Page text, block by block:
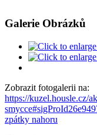
Galerie Obrázků
Zobrazit fotogalerii na:
https://kuzel.housle.cz/
zpátky nahoru